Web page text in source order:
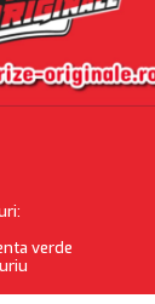
verde